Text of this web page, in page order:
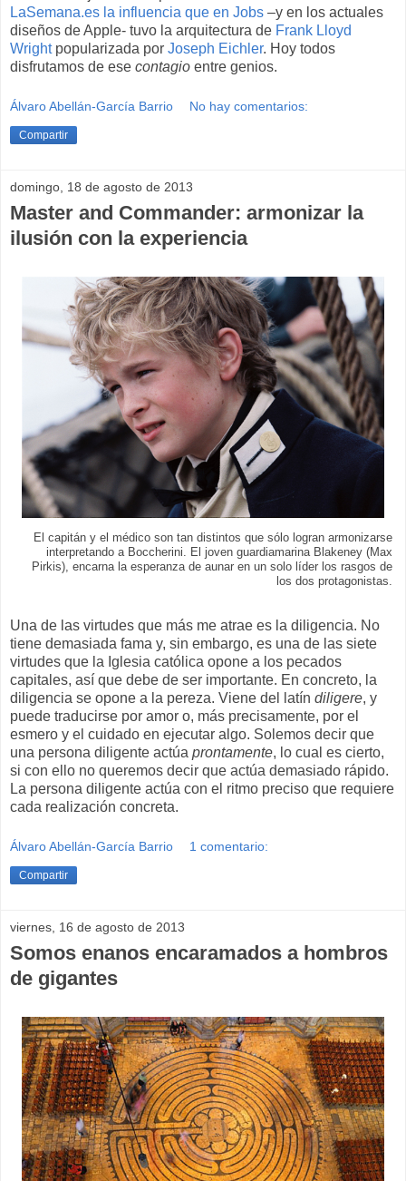
LaSemana.es la influencia que en Jobs –y en los actuales
diseños de Apple- tuvo la arquitectura de Frank Lloyd
Wrightpopularizada por Joseph Eichler. Hoy todos
disfrutamos de ese contagio entre genios.
Álvaro Abellán-García Barrio No hay comentarios:
Compartir
domingo, 18 de agosto de 2013
Master and Commander: armonizar la
ilusión con la experiencia
El capitán y el médico son tan distintos que sólo logran armonizarse
interpretando a Boccherini. El joven guardiamarina Blakeney (Max
Pirkis), encarna la esperanza de aunar en un solo líder los rasgos de
los dos protagonistas.
Una de las virtudes que más me atrae es la diligencia. No
tiene demasiada fama y, sin embargo, es una de las siete
virtudes que la Iglesia católica opone a los pecados
capitales, así que debe de ser importante. En concreto, la
diligencia se opone a la pereza. Viene del latín diligere, y
puede traducirse por amor o, más precisamente, por el
esmero y el cuidado en ejecutar algo. Solemos decir que
una persona diligente actúa prontamente, lo cual es cierto,
si con ello no queremos decir que actúa demasiado rápido.
La persona diligente actúa con el ritmo preciso que requiere
cada realización concreta.
Álvaro Abellán-García Barrio 1 comentario:
Compartir
viernes, 16 de agosto de 2013
Somos enanos encaramados a hombros
de gigantes